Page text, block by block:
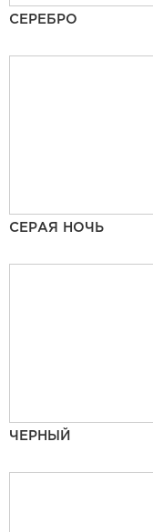
СЕРЕБРО
СЕРАЯ НОЧЬ
ЧЕРНЫЙ